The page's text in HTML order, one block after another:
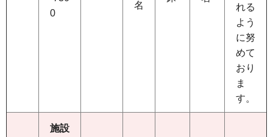
れる
よう
に努
めて
おり
ま
す。
0
名
施設